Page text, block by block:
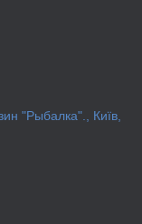
"Рыбалка"., Київ,